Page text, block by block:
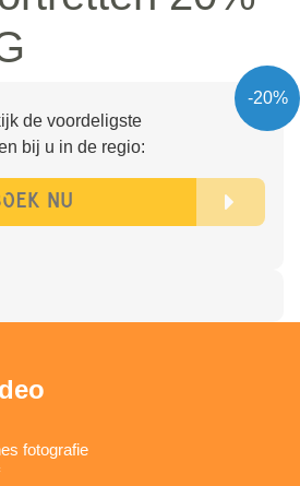
-20%
de voordeligste
bij u in de regio:
fotografie